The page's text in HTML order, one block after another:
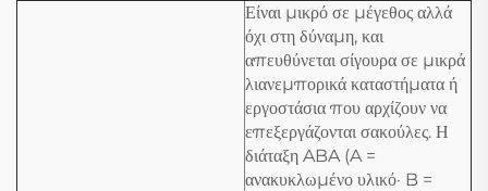
Είναι μικρό σε μέγεθος αλλά
όχι στη δύναμη, και
απευθύνεται σίγουρα σε μικρά
λιανεμπορικά καταστήματα ή
εργοστάσια που αρχίζουν να
επεξεργάζονται σακούλες. Η
διάταξη ABA (A =
ανακυκλωμένο υλικό· B =